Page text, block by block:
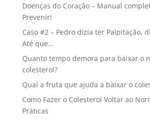
Doenças do Coração – Manual
Prevenir!
Caso #2 – Pedro dizia ter Palpitação,
Até que…
Quanto tempo demora para baixar o
colesterol?
Qual a fruta que ajuda a baixar o
Como Fazer o Colesterol Voltar ao
Práticas